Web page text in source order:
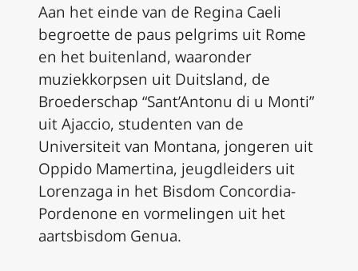
Aan het einde van de Regina Caeli
begroette de paus pelgrims uit Rome
en het buitenland, waaronder
muziekkorpsen uit Duitsland, de
Broederschap “Sant’Antonu di u Monti”
uit Ajaccio, studenten van de
Universiteit van Montana, jongeren uit
Oppido Mamertina, jeugdleiders uit
Lorenzaga in het Bisdom Concordia-
Pordenone en vormelingen uit het
aartsbisdom Genua.